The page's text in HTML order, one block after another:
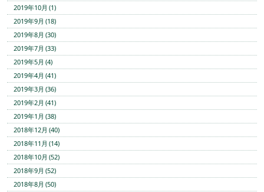
2019年10月 (1)
2019年9月 (18)
2019年8月 (30)
2019年7月 (33)
2019年5月 (4)
2019年4月 (41)
2019年3月 (36)
2019年2月 (41)
2019年1月 (38)
2018年12月 (40)
2018年11月 (14)
2018年10月 (52)
2018年9月 (52)
2018年8月 (50)